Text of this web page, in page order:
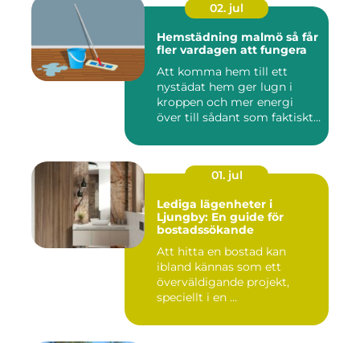
02. jul
Hemstädning malmö så får
fler vardagen att fungera
Att komma hem till ett
nystädat hem ger lugn i
kroppen och mer energi
över till sådant som faktiskt
01. jul
Lediga lägenheter i
Ljungby: En guide för
bostadssökande
Att hitta en bostad kan
ibland kännas som ett
överväldigande projekt,
speciellt i en ...